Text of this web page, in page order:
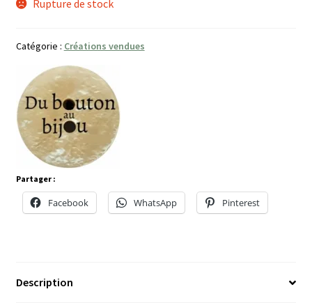
Rupture de stock
Catégorie : Créations vendues
Partager :
Facebook WhatsApp Pinterest
Description